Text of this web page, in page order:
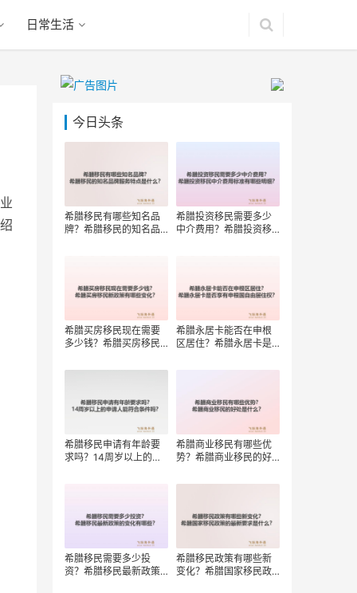
日常生活
今日头条
希腊移民有哪些知名品
牌？希腊移民的知名品
希腊投资移民需要多少
中介费用？希腊投资移
希腊买房移民现在需要
多少钱？希腊买房移民
希腊永居卡能否在申根
区居住？希腊永居卡是
希腊移民申请有年龄要
求吗？14周岁以上的申
希腊商业移民有哪些优
势？希腊商业移民的好
希腊移民需要多少投
资？希腊移民最新政策
希腊移民政策有哪些新
变化？希腊国家移民政